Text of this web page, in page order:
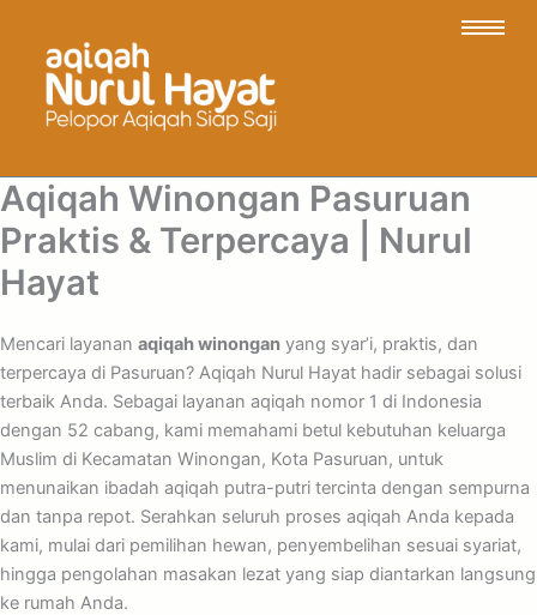
Aqiqah Winongan Pasuruan
Praktis & Terpercaya | Nurul
Hayat
Mencari layanan aqiqah winongan yang syar’i, praktis, dan
terpercaya di Pasuruan? Aqiqah Nurul Hayat hadir sebagai solusi
terbaik Anda. Sebagai layanan aqiqah nomor 1 di Indonesia
dengan 52 cabang, kami memahami betul kebutuhan keluarga
Muslim di Kecamatan Winongan, Kota Pasuruan, untuk
menunaikan ibadah aqiqah putra-putri tercinta dengan sempurna
dan tanpa repot. Serahkan seluruh proses aqiqah Anda kepada
kami, mulai dari pemilihan hewan, penyembelihan sesuai syariat,
hingga pengolahan masakan lezat yang siap diantarkan langsung
ke rumah Anda.